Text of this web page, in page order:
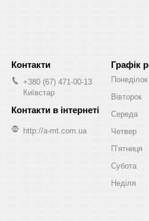
+380 (67) 471-00-13
Київстар
http://a-mt.com.ua
Графік
Понеділок
Вівторок
Середа
Четвер
Пʼятниця
Субота
Неділя